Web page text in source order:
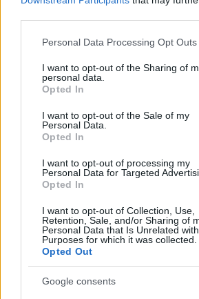
Please note that this website/app uses
not limited to your visit or usage
grant or deny consent to Google and its
use your data for below specified
consent section.
Personal Data Processing Opt Outs
I want to opt-out of the Sharing of
personal data.
Opted In
I want to opt-out of the Sale of my
Personal Data.
Opted In
I want to opt-out of processing my
Personal Data for Targeted
Opted In
I want to opt-out of Collection, Use,
Retention, Sale, and/or Sharing of
Personal Data that Is Unrelated
Purposes for which it was collected.
Opted Out
Google consents